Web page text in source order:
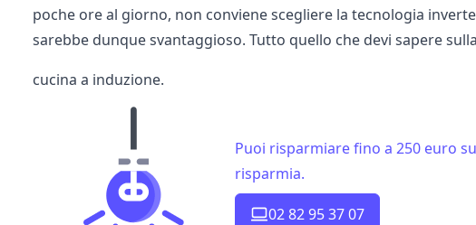
poche ore al giorno, non conviene scegliere la tecnologia
sarebbe dunque svantaggioso. Tutto quello che devi sapere sulla
cucina a induzione.
Puoi risparmiare fino a 250 euro
risparmia.
02 82 95 37 07